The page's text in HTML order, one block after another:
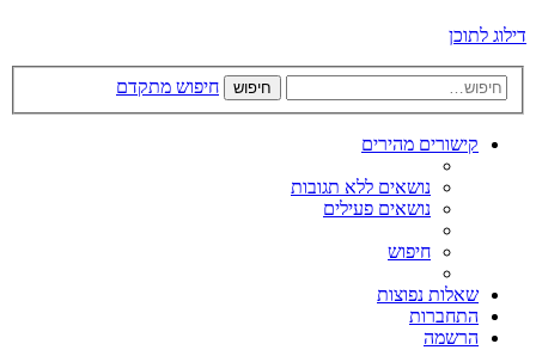
דילוג לתוכן
חיפוש חיפוש מתקדם
קישורים מהירים
נושאים ללא תגובות
נושאים פעילים
חיפוש
שאלות נפוצות
התחברות
הרשמה